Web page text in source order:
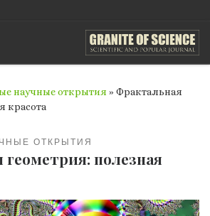
научные открытия » Фрактальная
красота
ОТКРЫТИЯ
полезная